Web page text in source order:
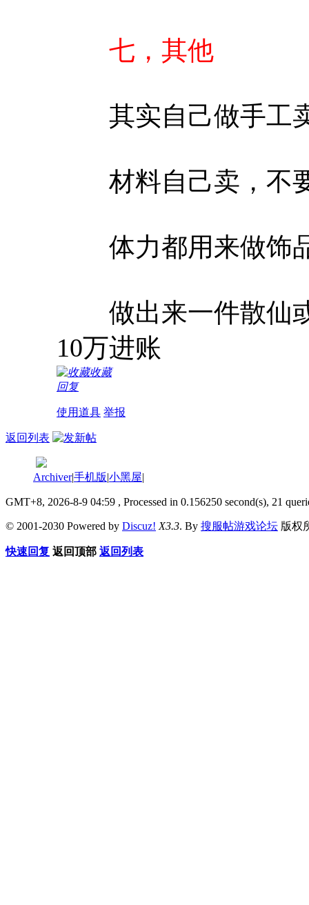
七，其他
其实自己做手工卖
材料自己卖，不
体力都用来做饰品
做出来一件散仙或
10万进账
收藏
回复
使用道具 举报
返回列表
Archiver|手机版|小黑屋|
GMT+8, 2026-8-9 04:59 , Processed in 0.156250 second(s), 21
© 2001-2030 Powered by Discuz! X3.3. By 搜服帖游戏论坛 版权
快速回复 返回顶部 返回列表